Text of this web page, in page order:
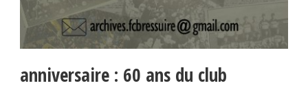
anniversaire : 60 ans du club